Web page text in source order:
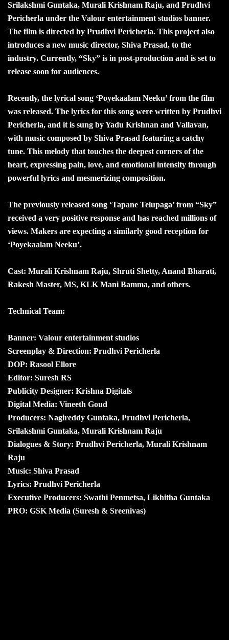
Srilakshmi Guntaka, Murali Krishnam Raju, and Prudhvi
Pericherla under the Valour entertainment studios banner.
The film is directed by Prudhvi Pericherla. This project also
introduces a new music director, Shiva Prasad, to the
industry. Currently, “Sky” is in post-production and is set to
release soon for audiences.
Recently, the lyrical song ‘Poyekaalam Neeku’ from the film
was released. The lyrics for this song were written by Prudhvi
Pericherla, and it is sung by Yadu Krishnan and Vallavan,
with music composed by Shiva Prasad featuring a catchy
tune. This melody that touches the deepest corners of the
heart, expressing pain, love, and emotional intensity through
powerful lyrics and mesmerizing composition.
The previously released song ‘Tapane Telupaga’ from “Sky”
received a very positive response and has reached millions of
views. Makers are expecting a similarly good reception for
‘Poyekaalam Neeku’.
Cast: Murali Krishnam Raju, Shruti Shetty, Anand Bharati,
Rakesh Master, MS, KLK Mani Bamma, and others.
Technical Team:
Banner: Valour entertainment studios
Screenplay & Direction: Prudhvi Pericherla
DOP: Rasool Ellore
Editor: Suresh RS
Publicity Designer: Krishna Digitals
Digital Media: Vineeth Goud
Producers: Nagireddy Guntaka, Prudhvi Pericherla,
Srilakshmi Guntaka, Murali Krishnam Raju
Dialogues & Story: Prudhvi Pericherla, Murali Krishnam
Raju
Music: Shiva Prasad
Lyrics: Prudhvi Pericherla
Executive Producers: Swathi Penmetsa, Likhitha Guntaka
PRO: GSK Media (Suresh & Sreenivas)